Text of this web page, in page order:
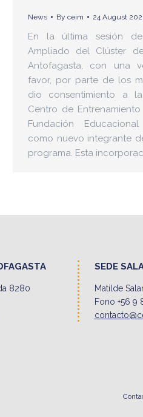
News By ceim 24 August
En la última sesión de
Ampliado del Clúster
Antofagasta, con una
favor, por parte de los
dio consentimiento a
Centro de
Fundación
como nuevo integrante
programa. Esta
8280
SEDE
Matilde
Fono +56 9